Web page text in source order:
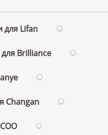
для Lifan
Brilliance
Changan